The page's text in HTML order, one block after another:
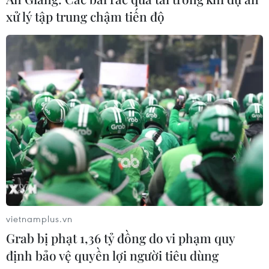
em
Chuyên gia Canada đánh giá cao bản
lĩnh đối ngoại của Việt Nam
07/08/2026 03:49
Venezuela khởi động đàm phán về
tiến trình chuyển giao chính trị
07/08/2026 02:58
Sập công trình tại Cuba khiến 2
người tử vong
xử lý tập trung chậm tiến độ
vietnamplus.vn
Grab bị phạt 1,36 tỷ đồng do vi phạm quy
định bảo vệ quyền lợi người tiêu dùng